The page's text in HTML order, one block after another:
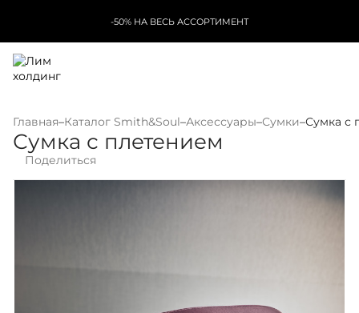
-50% НА ВЕСЬ АССОРТИМЕНТ
Главная–Каталог Smith&Soul–Аксессуары–Сумки–Сумка с
Сумка с плетением
Поделиться